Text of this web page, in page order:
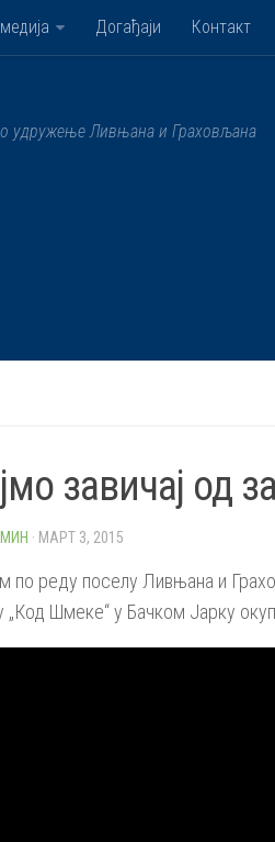
Догађаји Контакт
удружење Ливњана и Граховљана
завичај од
· МАРТ 3, 2015
по реду поселу Ливњана и
„Код Шмеке“ у Бачком Јарку